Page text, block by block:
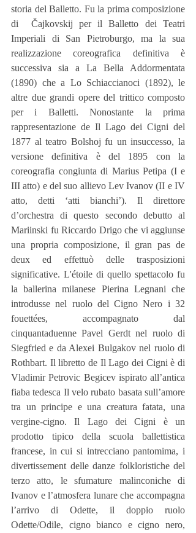
storia del Balletto. Fu la prima composizione
di  Čajkovskij per il Balletto dei Teatri
Imperiali di San Pietroburgo, ma la sua
realizzazione coreografica definitiva è
successiva sia a La Bella Addormentata
(1890) che a Lo Schiaccianoci (1892), le
altre due grandi opere del trittico composto
per i Balletti. Nonostante la prima
rappresentazione de Il Lago dei Cigni del
1877 al teatro Bolshoj fu un insuccesso, la
versione definitiva è del 1895 con la
coreografia congiunta di Marius Petipa (I e
III atto) e del suo allievo Lev Ivanov (II e IV
atto, detti ‘atti bianchi’). Il direttore
d’orchestra di questo secondo debutto al
Mariinski fu Riccardo Drigo che vi aggiunse
una propria composizione, il gran pas de
deux ed effettuò delle trasposizioni
significative. L'étoile di quello spettacolo fu
la ballerina milanese Pierina Legnani che
introdusse nel ruolo del Cigno Nero i 32
fouettées, accompagnato dal
cinquantaduenne Pavel Gerdt nel ruolo di
Siegfried e da Alexei Bulgakov nel ruolo di
Rothbart. Il libretto de Il Lago dei Cigni è di
Vladimir Petrovic Begicev ispirato all’antica
fiaba tedesca Il velo rubato basata sull’amore
tra un principe e una creatura fatata, una
vergine-cigno. Il Lago dei Cigni è un
prodotto tipico della scuola ballettistica
francese, in cui si intrecciano pantomima, i
divertissement delle danze folkloristiche del
terzo atto, le sfumature malinconiche di
Ivanov e l’atmosfera lunare che accompagna
l’arrivo di Odette, il doppio ruolo
Odette/Odile, cigno bianco e cigno nero,